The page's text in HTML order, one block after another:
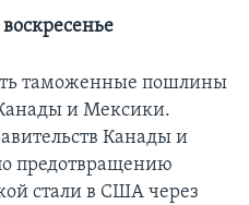
таможенные пошлины
и Мексики.
Канады и
предотвращению
стали в США через